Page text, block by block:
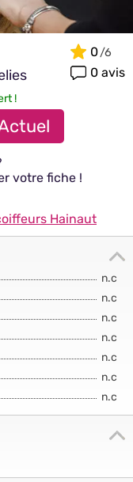
0
0 avis
!
votre fiche !
Hainaut
n.c
n.c
n.c
n.c
n.c
n.c
n.c